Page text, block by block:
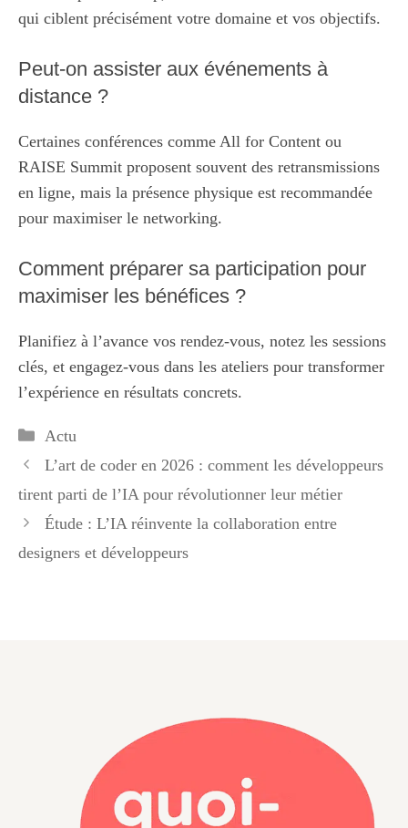
qui ciblent précisément votre domaine et vos objectifs.
Peut-on assister aux événements à
distance ?
Certaines conférences comme All for Content ou
RAISE Summit proposent souvent des retransmissions
en ligne, mais la présence physique est recommandée
pour maximiser le networking.
Comment préparer sa participation pour
maximiser les bénéfices ?
Planifiez à l’avance vos rendez-vous, notez les sessions
clés, et engagez-vous dans les ateliers pour transformer
l’expérience en résultats concrets.
Catégories
Actu
L’art de coder en 2026 : comment les développeurs
tirent parti de l’IA pour révolutionner leur métier
Étude : L’IA réinvente la collaboration entre
designers et développeurs